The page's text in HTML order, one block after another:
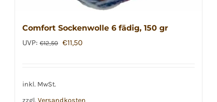
Comfort Sockenwolle 6 fädig, 150 gr
UVP: €12,50 Ursprünglicher
€11,50
inkl. MwSt.